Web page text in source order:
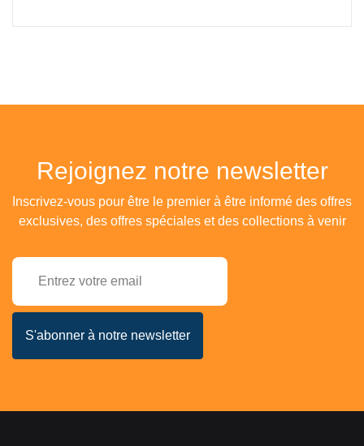
Rejoignez notre newsletter
Inscrivez-vous pour être le premier à être informé des offres
exclusives, des offres spéciales et des collections à venir